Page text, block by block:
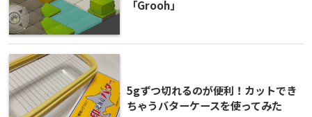
「Grooh」
5gずつ切れるのが便利！カットでき
ちゃうバターケースを使ってみた